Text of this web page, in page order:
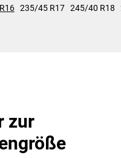
235/45 R17 245/40 R18
zur